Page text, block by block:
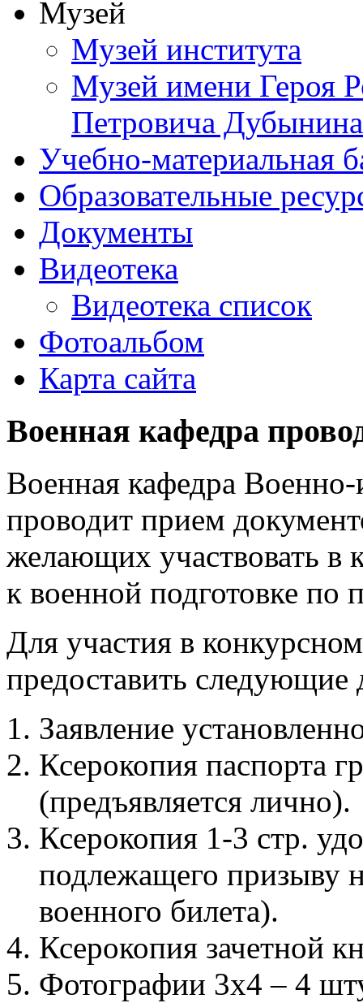
Музей
Музей института
Музей имени Героя
Петровича Дубынина
Учебно-материальная
Образовательные
Документы
Видеотека
Видеотека список
Фотоальбом
Карта сайта
Военная кафедра
Военная кафедра
проводит прием
желающих участвовать в
к военной подготовке по
Для участия в
предоставить следующие
Заявление
Ксерокопия паспорта
(предъявляется лично).
Ксерокопия 1-3 стр.
подлежащего призыву
военного билета).
Ксерокопия зачетной
Фотографии 3х4 – 4